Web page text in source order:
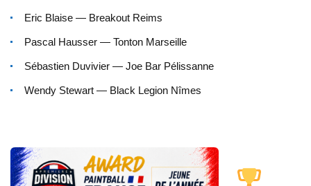
Eric Blaise — Breakout Reims
Pascal Hausser — Tonton Marseille
Sébastien Duvivier — Joe Bar Pélissanne
Wendy Stewart — Black Legion Nîmes